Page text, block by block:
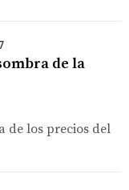
de la
de los precios del